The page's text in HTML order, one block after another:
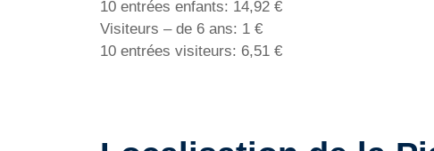
10 entrées enfants: 14,92 €
Visiteurs – de 6 ans: 1 €
10 entrées visiteurs: 6,51 €